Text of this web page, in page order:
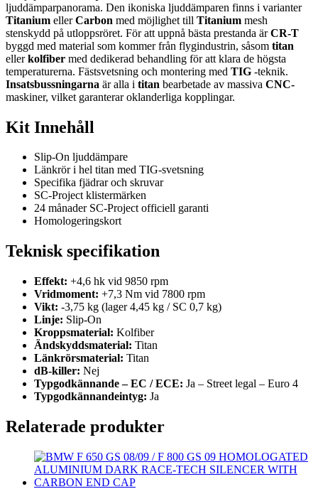
ljuddämparpanorama. Den ikoniska ljuddämparen finns i varianter
Titanium ellerCarbon med möjlighet till Titanium mesh
stenskydd på utloppsröret. För att uppnå bästa prestanda ärCR-T
byggd med material som kommer från flygindustrin, såsom titan
ellerkolfiber med dedikerad behandling för att klara de högsta
temperaturerna. Fästsvetsning och montering med TIG -teknik.
Insatsbussningarna är alla i titan bearbetade av massiva CNC-
maskiner, vilket garanterar oklanderliga kopplingar.
Kit Innehåll
Slip-On ljuddämpare
Länkrör i hel titan med TIG-svetsning
Specifika fjädrar och skruvar
SC-Project klistermärken
24 månader SC-Project officiell garanti
Homologeringskort
Teknisk specifikation
Effekt: +4,6 hk vid 9850 rpm
Vridmoment: +7,3 Nm vid 7800 rpm
Vikt: -3,75 kg (lager 4,45 kg / SC 0,7 kg)
Linje: Slip-On
Kroppsmaterial: Kolfiber
Ändskyddsmaterial: Titan
Länkrörsmaterial: Titan
dB-killer: Nej
Typgodkännande – EC / ECE: Ja – Street legal – Euro 4
Typgodkännandeintyg: Ja
Relaterade produkter